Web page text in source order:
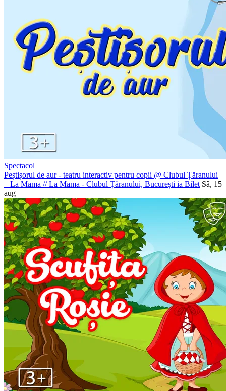
Spectacol
Peștișorul de aur - teatru interactiv pentru copii @ Clubul Țăranului
– La Mama //La Mama - Clubul Țăranului, București ia Bilet Sâ, 15
aug